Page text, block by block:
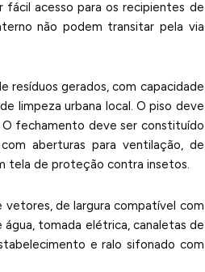
fácil acesso para os recipientes de
não podem transitar pela via
resíduos gerados, com capacidade
limpeza urbana local. O piso deve
O fechamento deve ser constituído
aberturas para ventilação, de
tela de proteção contra insetos.
de largura compatível com
tomada elétrica, canaletas de
e ralo sifonado com